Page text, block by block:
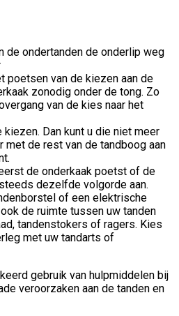
de ondertanden de onderlip weg
poetsen van de kiezen aan de
zonodig onder de tong. Zo
van de kies naar het
Dan kunt u die niet meer
met de rest van de tandboog aan
de onderkaak poetst of de
dezelfde volgorde aan.
of een elektrische
de ruimte tussen uw tanden
tandenstokers of ragers. Kies
met uw tandarts of
gebruik van hulpmiddelen bij
veroorzaken aan de tanden en